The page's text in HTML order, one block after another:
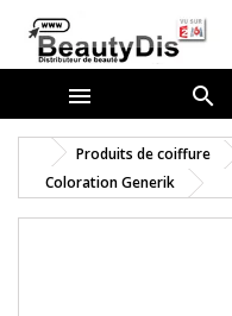
 
Produits de coiffure
Coloration Generik